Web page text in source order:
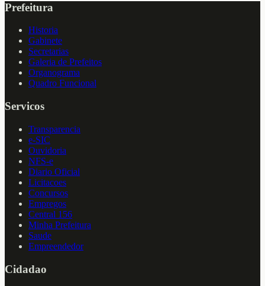
Prefeitura
Historia
Gabinete
Secretarias
Galeria de Prefeitos
Organograma
Quadro Funcional
Servicos
Transparencia
e-SIC
Ouvidoria
NFS-e
Diario Oficial
Licitacoes
Concursos
Empregos
Central 156
Minha Prefeitura
Saude
Empreendedor
Cidadao